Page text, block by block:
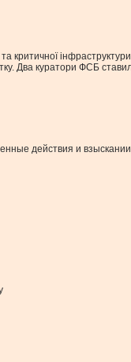
критичної
Два куратори ФСБ
действия и